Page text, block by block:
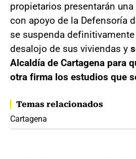
propietarios presentarán
con apoyo de la Defensoría
se suspenda
desalojo de sus viviendas y
Alcaldía de Cartagena para
otra firma los estudios que
Temas relacionados
Cartagena